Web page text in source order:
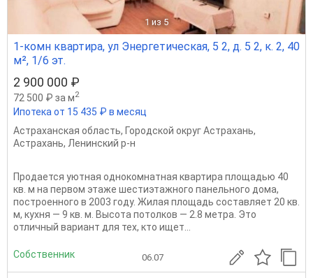
1 из 5
1-комн квартира, ул Энергетическая, 5 2, д. 5 2, к. 2, 40
м², 1/6 эт.
2 900 000 ₽
72 500 ₽ за м2
Ипотека от 15 435 ₽ в месяц
Астраханская область, Городской округ Астрахань,
Астрахань, Ленинский р-н
Продается уютная однокомнатная квартира площадью 40
кв. м на первом этаже шестиэтажного панельного дома,
построенного в 2003 году. Жилая площадь составляет 20 кв.
м, кухня — 9 кв. м. Высота потолков — 2.8 метра. Это
отличный вариант для тех, кто ищет...
Собственник 06.07